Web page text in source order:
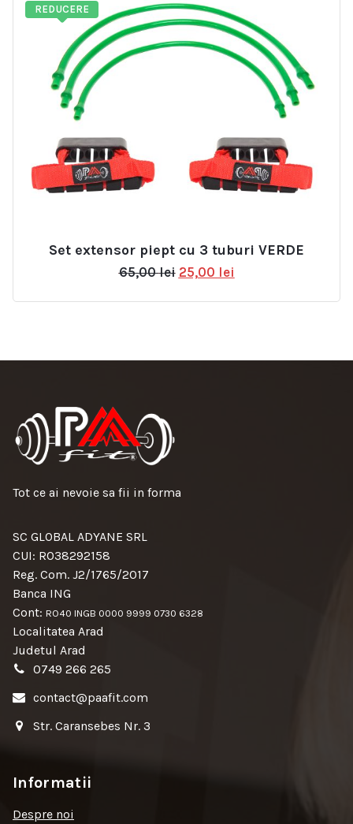
REDUCERE
Set extensor piept cu 3 tuburi VERDE
65,00lei Prețul
a
25,00 lei
este:
Tot ce ai nevoie sa fii in forma
SC GLOBAL ADYANE SRL
CUI: RO38292158
Reg. Com. J2/1765/2017
Banca ING
Cont: RO40 INGB 0000 9999 0730 6328
Localitatea Arad
Judetul Arad
0749 266 265
contact@paafit.com
Str. Caransebes Nr. 3
Informatii
Despre noi